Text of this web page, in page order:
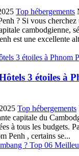
Top hébergements
? Si vous cherchez
cambodgienne,
est une excellente
3 étoiles à
Top hébergements
capitale du
à tous les budgets.
Penh , certains se...